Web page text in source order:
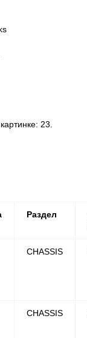
23.
Раздел
CHASSIS
CHASSIS